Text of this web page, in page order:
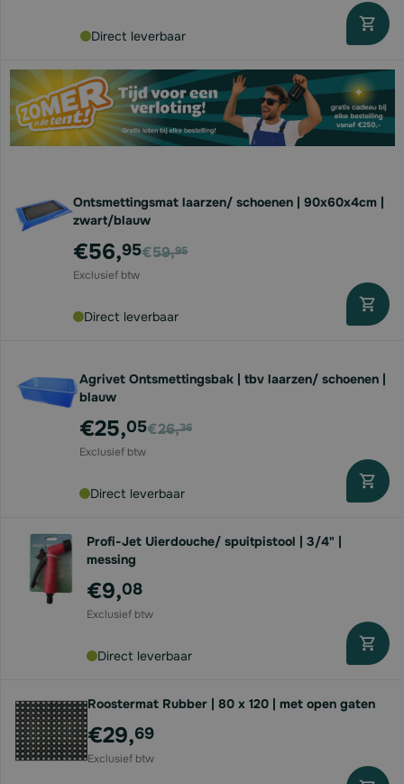
Direct leverbaar
Ontsmettingsmat laarzen/ schoenen | 90x60x4cm |
zwart/blauw
Voor
€56,95€59,95
Direct leverbaar
Agrivet Ontsmettingsbak | tbv laarzen/ schoenen |
blauw
Voor
€25,05€26,36
Direct leverbaar
Profi-Jet Uierdouche/ spuitpistool | 3/4" |
messing
€9,08
Direct leverbaar
Roostermat Rubber | 80 x 120 | met open gaten
€29,69